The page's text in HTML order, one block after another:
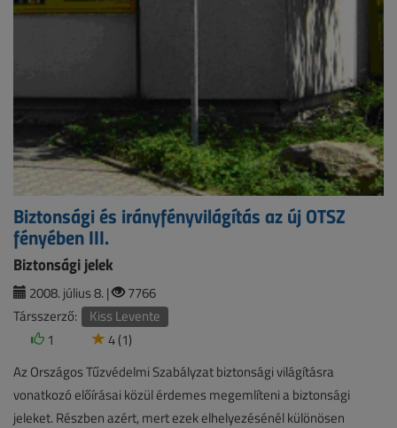
Biztonsági és irányfényvilágítás az új OTSZ
fényében III.
Biztonsági jelek
2008. július 8. |
7766
Társszerző:
Kiss Levente
1
4 (1)
Az Országos Tűzvédelmi Szabályzat biztonsági világításra
vonatkozó előírásai közül érdemes megemlíteni a biztonsági
jeleket. Részben azért, mert ezek elhelyezésénél különösen